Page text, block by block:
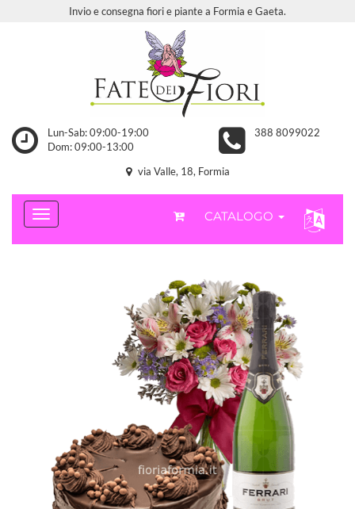
Invio e consegna fiori e piante a Formia e Gaeta.
Lun-Sab: 09:00-19:00
Dom: 09:00-13:00
388 8099022
via Valle, 18, Formia
CATALOGO